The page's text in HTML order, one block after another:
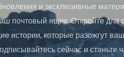
и эксклюзивные
почтовый ящик. Откройте для
истории, которые разожгут
сейчас и станьте